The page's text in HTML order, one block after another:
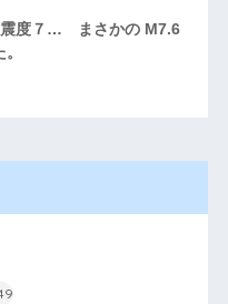
震度７… まさかの M7.6